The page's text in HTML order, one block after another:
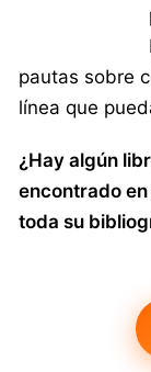
pautas sobre
línea que
¿Hay algún
encontrado
toda su